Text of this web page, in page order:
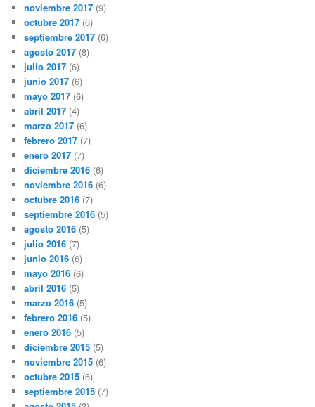
noviembre 2017 (9)
octubre 2017 (6)
septiembre 2017 (6)
agosto 2017 (8)
julio 2017 (6)
junio 2017 (6)
mayo 2017 (6)
abril 2017 (4)
marzo 2017 (6)
febrero 2017 (7)
enero 2017 (7)
diciembre 2016 (6)
noviembre 2016 (6)
octubre 2016 (7)
septiembre 2016 (5)
agosto 2016 (5)
julio 2016 (7)
junio 2016 (6)
mayo 2016 (6)
abril 2016 (5)
marzo 2016 (5)
febrero 2016 (5)
enero 2016 (5)
diciembre 2015 (5)
noviembre 2015 (6)
octubre 2015 (6)
septiembre 2015 (7)